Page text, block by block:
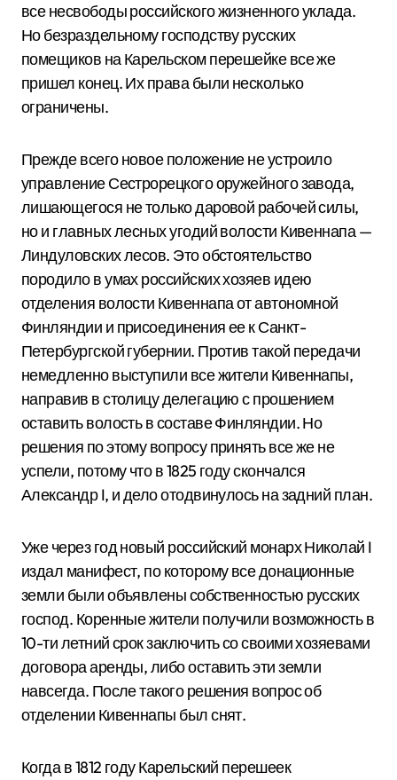
все несвободы российского жизненного уклада.
Но безраздельному господству русских
помещиков на Карельском перешейке все же
пришел конец. Их права были несколько
ограничены.
Прежде всего новое положение не устроило
управление Сестрорецкого оружейного завода,
лишающегося не только даровой рабочей силы,
но и главных лесных угодий волости Кивеннапа —
Линдуловских лесов. Это обстоятельство
породило в умах российских хозяев идею
отделения волости Кивеннапа от автономной
Финляндии и присоединения ее к Санкт-
Петербургской губернии. Против такой передачи
немедленно выступили все жители Кивеннапы,
направив в столицу делегацию с прошением
оставить волость в составе Финляндии. Но
решения по этому вопросу принять все же не
успели, потому что в 1825 году скончался
Александр I, и дело отодвинулось на задний план.
Уже через год новый российский монарх Николай I
издал манифест, по которому все донационные
земли были объявлены собственностью русских
господ. Коренные жители получили возможность в
10-ти летний срок заключить со своими хозяевами
договора аренды, либо оставить эти земли
навсегда. После такого решения вопрос об
отделении Кивеннапы был снят.
Когда в 1812 году Карельский перешеек